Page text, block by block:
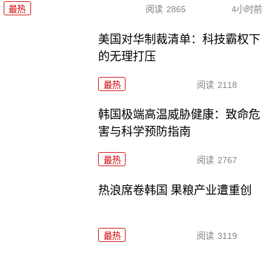
最热 阅读 2865 4小时前
美国对华制裁清单：科技霸权下
的无理打压
最热 阅读 2118
韩国极端高温威胁健康：致命危
害与科学预防指南
最热 阅读 2767
热浪席卷韩国 果粮产业遭重创
最热 阅读 3119